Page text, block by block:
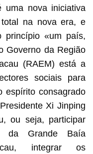
uma nova iniciativa
na nova era, e
princípio «um país,
Governo da Região
(RAEM) está a
sociais para
espírito consagrado
Xi Jinping
ou seja, participar
da Grande Baía
integrar os